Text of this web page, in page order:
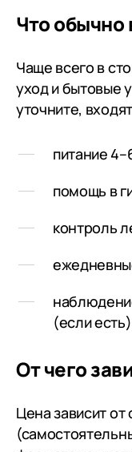
Что обычно
Чаще всего в
уход и бытовые
уточните,
питание
помощь в
контроль
(если есть)
От чего
Цена зависит